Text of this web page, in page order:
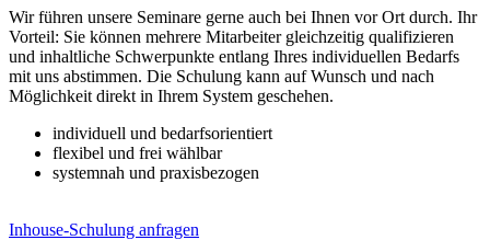
Wir führen unsere Seminare gerne auch bei Ihnen vor Ort durch. Ihr
Vorteil: Sie können mehrere Mitarbeiter gleichzeitig qualifizieren
und inhaltliche Schwerpunkte entlang Ihres individuellen Bedarfs
mit uns abstimmen. Die Schulung kann auf Wunsch und nach
Möglichkeit direkt in Ihrem System geschehen.
individuell und bedarfsorientiert
flexibel und frei wählbar
systemnah und praxisbezogen
Inhouse-Schulung anfragen